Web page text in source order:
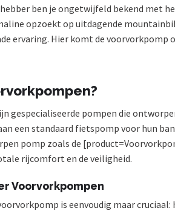
ben je ongetwijfeld bekend met
opzoekt op uitdagende
ervaring. Hier komt de voorvorkpomp
gespecialiseerde pompen die
een standaard fietspomp voor hun
pomp zoals de
rijcomfort en de veiligheid.
Voorvorkpompen
is eenvoudig maar